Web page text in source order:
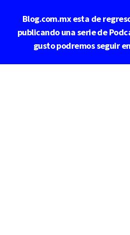
contenido
Blog.com.mx esta de
publicando una serie de
gusto podremos seguir